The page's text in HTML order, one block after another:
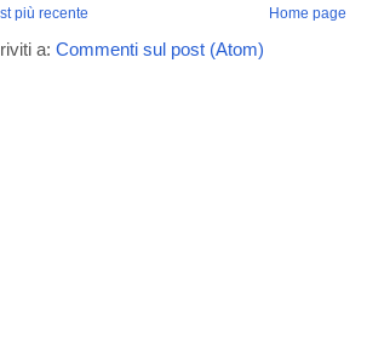
più recente Home page
a: Commenti sul post (Atom)